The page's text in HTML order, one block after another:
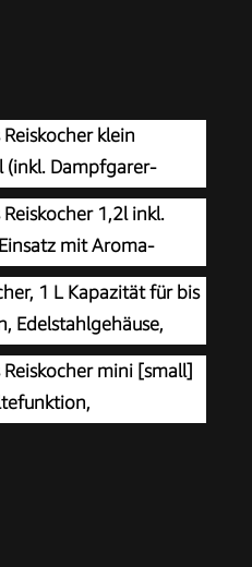
klein
(inkl. Dampfgarer-
Reislöffel &
für Gemüse & Fisch
Reiskocher 1,2l inkl.
mit Aroma-
Reislöffel &
56
1 L Kapazität für bis
Edelstahlgehäuse,
Dampfeinsatz,
RK-6144
Reiskocher mini [small]